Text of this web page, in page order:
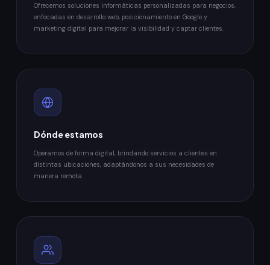
Ofrecemos soluciones informáticas personalizadas para negocios,
enfocadas en desarrollo web, posicionamiento en Google y
marketing digital para mejorar la visibilidad y captar clientes.
Dónde estamos
Operamos de forma digital, brindando servicios a clientes en
distintas ubicaciones, adaptándonos a sus necesidades de
manera remota.